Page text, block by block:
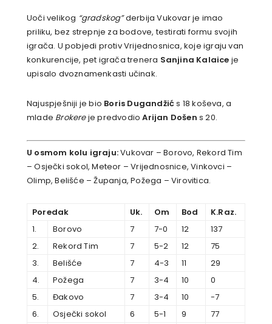
Uoči velikog “gradskog”derbija Vukovar je imao
priliku, bez strepnje za bodove, testirati formu svojih
igrača. U pobjedi protiv Vrijednosnica, koje igraju van
konkurencije, pet igrača trenera Sanjina Kalaice je
upisalo dvoznamenkasti učinak.
Najuspješniji je bio Boris Dugandžićs 18 koševa, a
mlade Brokereje predvodioArijan Došen s 20.
U osmom kolu igraju:Vukovar – Borovo, Rekord Tim
– Osječki sokol, Meteor – Vrijednosnice, Vinkovci –
Olimp, Belišće – Županja, Požega – Virovitica.
Poredak Uk. Om Bod
K.Raz.
1.
Borovo 7 7-0 12
137
2.
Rekord Tim 7 5-2 12
75
3.
Belišće 7 4-3 11
29
4.
Požega 7 3-4 10
0
5.
Đakovo 7 3-4 10
-7
6.
Osječki sokol 6 5-1 9
77